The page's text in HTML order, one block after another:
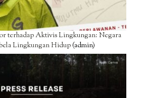
terhadap Aktivis Lingkungan: Negara
Lingkungan Hidup(admin)